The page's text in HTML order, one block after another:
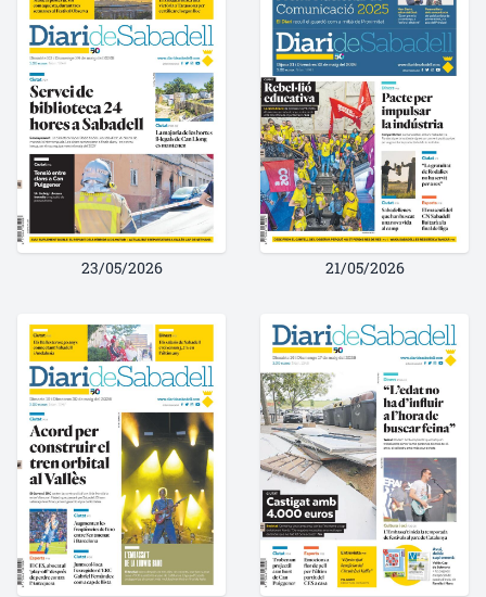
23/05/2026 21/05/2026